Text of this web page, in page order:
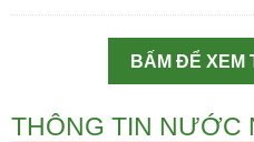
BẤM ĐỂ XEM
THÔNG TIN NƯỚC